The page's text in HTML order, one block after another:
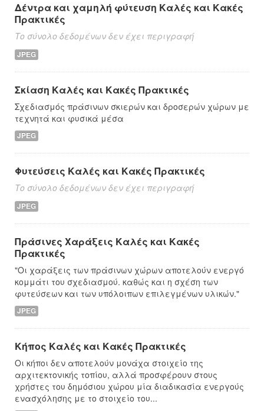
Δέντρα και χαμηλή φύτευση Καλές και Κακές
Πρακτικές
Το σύνολο δεδομένων δεν έχει περιγραφή
JPEG
Σκίαση Καλές και Κακές Πρακτικές
Σχεδιασμός πράσινων σκιερών και δροσερών χώρων με
τεχνητά και φυσικά μέσα
JPEG
Φυτεύσεις Καλές και Κακές Πρακτικές
Το σύνολο δεδομένων δεν έχει περιγραφή
JPEG
Πράσινες Χαράξεις Καλές και Κακές
Πρακτικές
"Οι χαράξεις των πράσινων χώρων αποτελούν ενεργό
κομμάτι του σχεδιασμού. καθώς και η σχέση των
φυτεύσεων και των υπόλοιπων επιλεγμένων υλικών."
JPEG
Κήπος Καλές και Κακές Πρακτικές
Οι κήποι δεν αποτελούν μονάχα στοιχείο της
αρχιτεκτονικής τοπίου, αλλά προσφέρουν στους
χρήστες του δημόσιου χώρου μία διαδικασία ενεργούς
ενασχόλησης με το στοιχείο του...